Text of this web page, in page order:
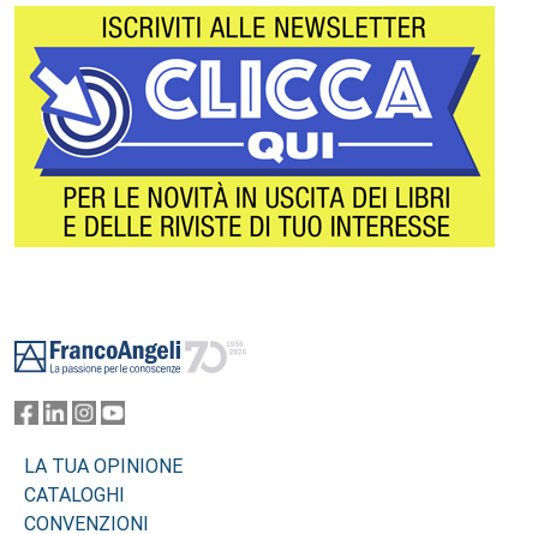
LA TUA OPINIONE
CATALOGHI
CONVENZIONI